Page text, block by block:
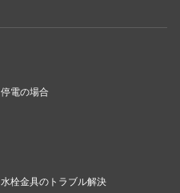
停電の場合
水栓金具のトラブル解決